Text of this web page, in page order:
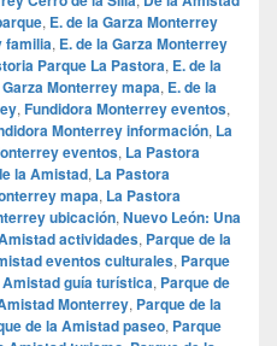
, E. de la Garza Monterrey
familia, E. de la Garza Monterrey
Parque La Pastora, E. de la
Garza Monterrey mapa, E. de la
, Fundidora Monterrey eventos,
Monterrey información, La
eventos, La Pastora
la Amistad, La Pastora
mapa, La Pastora
ubicación, Nuevo León: Una
actividades, Parque de la
eventos culturales, Parque
Amistad guía turística, Parque de
Monterrey, Parque de la
de la Amistad paseo, Parque